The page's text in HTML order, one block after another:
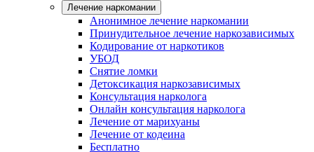
Лечение наркомании
Анонимное лечение наркомании
Принудительное лечение наркозависимых
Кодирование от наркотиков
УБОД
Снятие ломки
Детоксикация наркозависимых
Консультация нарколога
Онлайн консультация нарколога
Лечение от марихуаны
Лечение от кодеина
Бесплатно